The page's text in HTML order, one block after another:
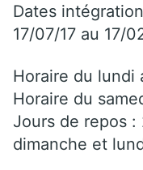
Dates
17/07/17 au 17/
Horaire du lundi
Horaire du
Jours de repos :
dimanche et